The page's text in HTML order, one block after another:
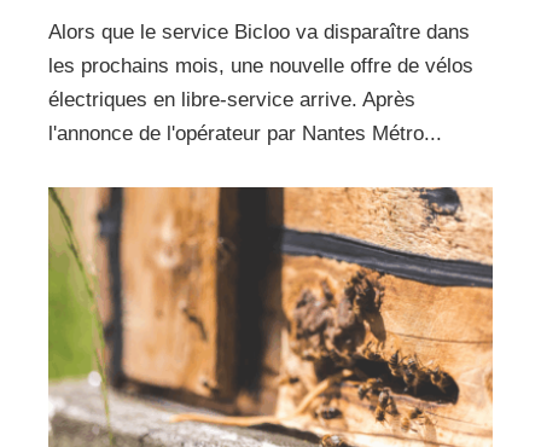
Alors que le service Bicloo va disparaître dans
les prochains mois, une nouvelle offre de vélos
électriques en libre-service arrive. Après
l'annonce de l'opérateur par Nantes Métro...